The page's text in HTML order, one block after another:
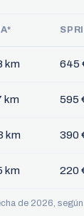
km 645
km 595
km 390
km 220
de 2026,